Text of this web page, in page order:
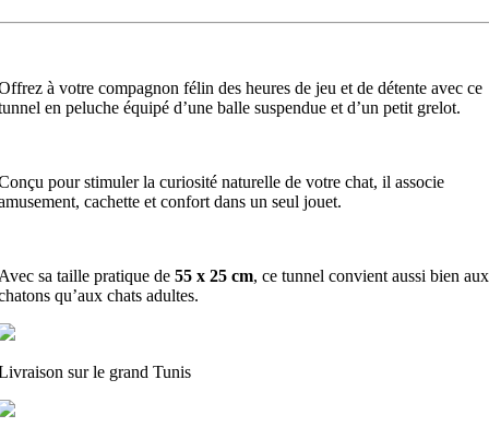
à votre compagnon félin des heures de jeu et de détente avec ce
en peluche équipé d’une balle suspendue et d’un petit grelot.
pour stimuler la curiosité naturelle de votre chat, il associe
cachette et confort dans un seul jouet.
sa taille pratique de 55 x 25 cm, ce tunnel convient aussi bien aux
qu’aux chats adultes.
sur le grand Tunis